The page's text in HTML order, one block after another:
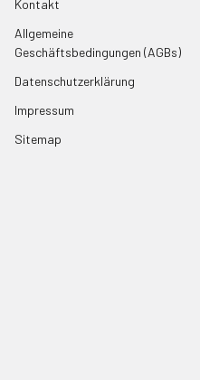
Kontakt
Allgemeine
Geschäftsbedingungen (AGBs)
Datenschutzerklärung
Impressum
Sitemap